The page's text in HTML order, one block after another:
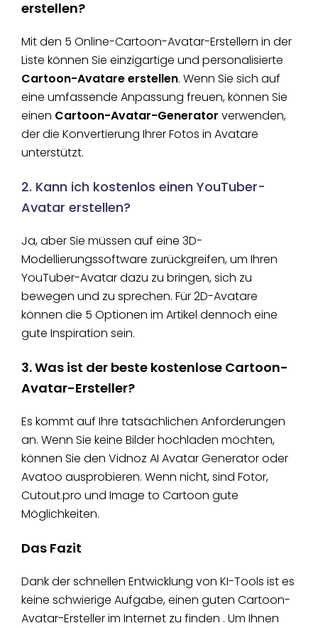
erstellen?
Mit den 5 Online-Cartoon-Avatar-Erstellern in der
Liste können Sie einzigartige und personalisierte
Cartoon-Avatare erstellen. Wenn Sie sich auf
eine umfassende Anpassung freuen, können Sie
einen Cartoon-Avatar-Generator verwenden,
der die Konvertierung Ihrer Fotos in Avatare
unterstützt.
2. Kann ich kostenlos einen YouTuber-
Avatar erstellen?
Ja, aber Sie müssen auf eine 3D-
Modellierungssoftware zurückgreifen, um Ihren
YouTuber-Avatar dazu zu bringen, sich zu
bewegen und zu sprechen. Für 2D-Avatare
können die 5 Optionen im Artikel dennoch eine
gute Inspiration sein.
3. Was ist der beste kostenlose Cartoon-
Avatar-Ersteller?
Es kommt auf Ihre tatsächlichen Anforderungen
an. Wenn Sie keine Bilder hochladen möchten,
können Sie den Vidnoz AI Avatar Generator oder
Avatoo ausprobieren. Wenn nicht, sind Fotor,
Cutout.pro und Image to Cartoon gute
Möglichkeiten.
Das Fazit
Dank der schnellen Entwicklung von KI-Tools ist es
keine schwierige Aufgabe, einen guten Cartoon-
Avatar-Ersteller im Internet zu finden . Um Ihnen